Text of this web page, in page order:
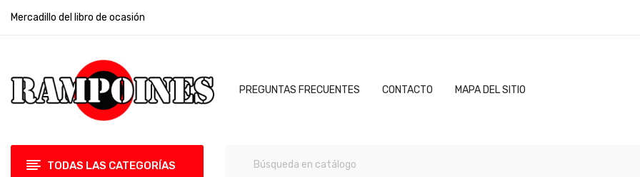
Mercadillo del libro de ocasión
PREGUNTAS FRECUENTES CONTACTO MAPA DEL SITIO
TODAS LAS CATEGORÍAS